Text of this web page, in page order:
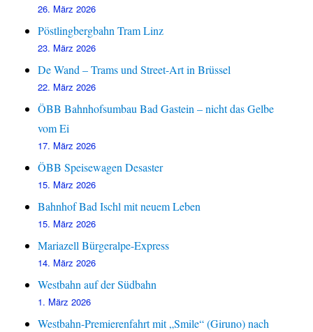
26. März 2026
Pöstlingbergbahn Tram Linz
23. März 2026
De Wand – Trams und Street-Art in Brüssel
22. März 2026
ÖBB Bahnhofsumbau Bad Gastein – nicht das Gelbe
vom Ei
17. März 2026
ÖBB Speisewagen Desaster
15. März 2026
Bahnhof Bad Ischl mit neuem Leben
15. März 2026
Mariazell Bürgeralpe-Express
14. März 2026
Westbahn auf der Südbahn
1. März 2026
Westbahn-Premierenfahrt mit „Smile“ (Giruno) nach